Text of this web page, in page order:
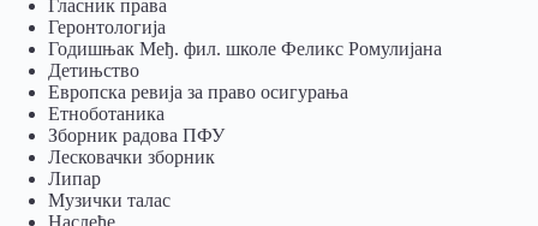
Гласник права
Геронтологија
Годишњак Међ. фил. школе Феликс Ромулијана
Детињство
Европска ревија за право осигурања
Eтноботаника
Зборник радова ПФУ
Лесковачки зборник
Липар
Музички талас
Наслеђе